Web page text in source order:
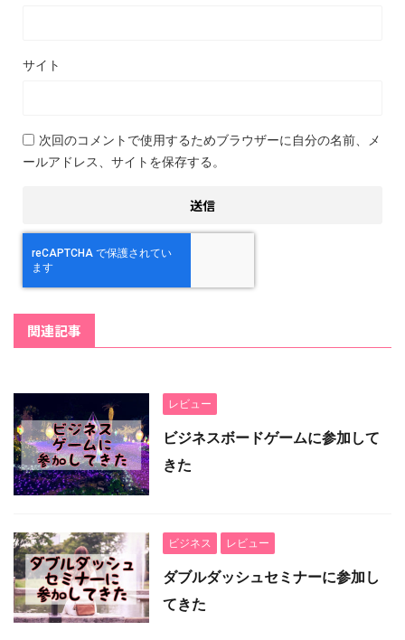
サイト
次回のコメントで使用するためブラウザーに自分の名前、メ
ールアドレス、サイトを保存する。
関連記事
レビュー
ビジネスボードゲームに参加して
きた
ビジネス レビュー
ダブルダッシュセミナーに参加し
てきた